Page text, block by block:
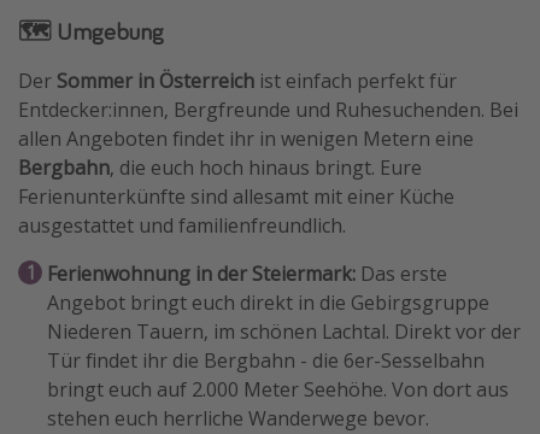
🗺️ Umgebung
Der Sommer in Österreich ist einfach perfekt für
Entdecker:innen, Bergfreunde und Ruhesuchenden. Bei
allen Angeboten findet ihr in wenigen Metern eine
Bergbahn, die euch hoch hinaus bringt. Eure
Ferienunterkünfte sind allesamt mit einer Küche
ausgestattet und familienfreundlich.
Ferienwohnung in der Steiermark: Das erste
Angebot bringt euch direkt in die Gebirgsgruppe
Niederen Tauern, im schönen Lachtal. Direkt vor der
Tür findet ihr die Bergbahn - die 6er-Sesselbahn
bringt euch auf 2.000 Meter Seehöhe. Von dort aus
stehen euch herrliche Wanderwege bevor.